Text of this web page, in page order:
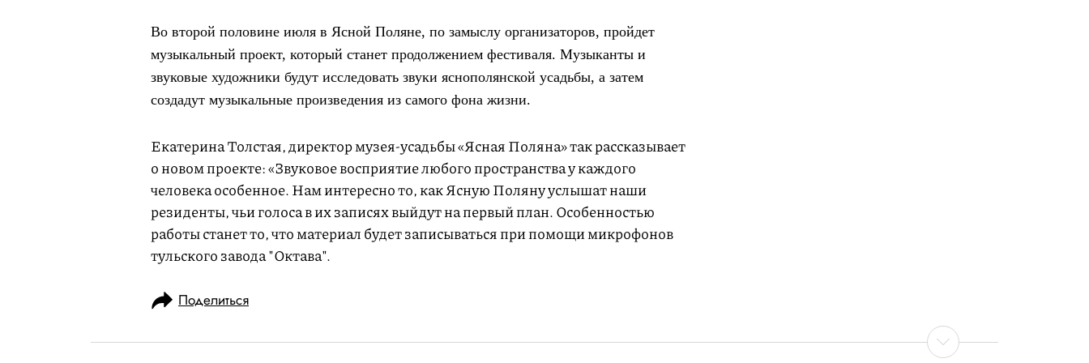
Во второй половине июля в Ясной Поляне, по замыслу организаторов, пройдет
музыкальный проект, который станет продолжением фестиваля. Музыканты и
звуковые художники будут исследовать звуки яснополянской усадьбы, а затем
создадут музыкальные произведения из самого фона жизни.
Екатерина Толстая, директор музея-усадьбы «Ясная Поляна» так рассказывает
о новом проекте: «Звуковое восприятие любого пространства у каждого
человека особенное. Нам интересно то, как Ясную Поляну услышат наши
резиденты, чьи голоса в их записях выйдут на первый план. Особенностью
работы станет то, что материал будет записываться при помощи микрофонов
тульского завода "Октава".
Поделиться